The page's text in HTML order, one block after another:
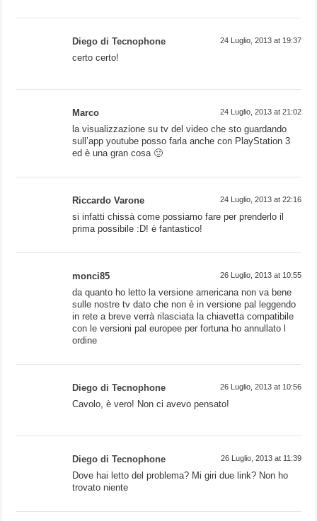
Diego di Tecnophone 24 Luglio, 2013 at 19:37
certo certo!
Marco 24 Luglio, 2013 at 21:02
la visualizzazione su tv del video che sto guardando
sull’app youtube posso farla anche con PlayStation 3
ed è una gran cosa 🙂
Riccardo Varone 24 Luglio, 2013 at 22:16
si infatti chissà come possiamo fare per prenderlo il
prima possibile :D! è fantastico!
monci85 26 Luglio, 2013 at 10:55
da quanto ho letto la versione americana non va bene
sulle nostre tv dato che non è in versione pal leggendo
in rete a breve verrà rilasciata la chiavetta compatibile
con le versioni pal europee per fortuna ho annullato l
ordine
Diego di Tecnophone 26 Luglio, 2013 at 10:56
Cavolo, è vero! Non ci avevo pensato!
Diego di Tecnophone 26 Luglio, 2013 at 11:39
Dove hai letto del problema? Mi giri due link? Non ho
trovato niente